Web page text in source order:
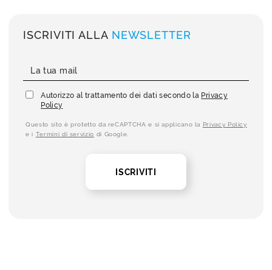
ISCRIVITI ALLA NEWSLETTER
Autorizzo al trattamento dei dati secondo la Privacy
Policy
Questo sito è protetto da reCAPTCHA e si applicano la Privacy Policy
e i Termini di servizio di Google.
ISCRIVITI